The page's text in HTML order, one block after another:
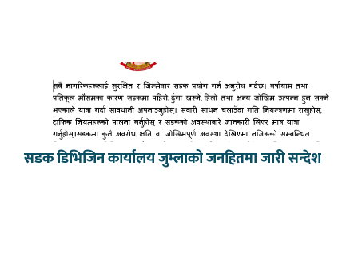
सडक डिभिजिन कार्यालय जुम्लाको जनहितमा जारी सन्देश